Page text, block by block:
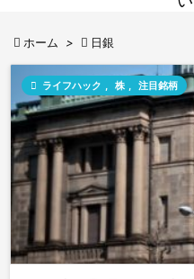
 ホーム >  日銀
 ライフハック , 株 , 注目銘柄